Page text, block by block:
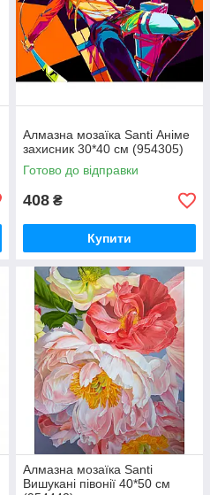
Алмазна мозаїка Santi Аніме
захисник 30*40 см (954305)
Готово до відправки
408 ₴
Купити
Алмазна мозаїка Santi
Вишукані півонії 40*50 см